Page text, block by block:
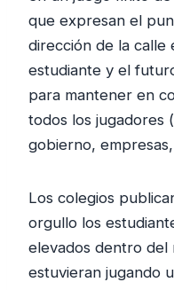
que expresan el
dirección de la calle
estudiante y el
para mantener en
todos los jugadores
gobierno,
Los colegios
orgullo los
elevados dentro del
estuvieran jugando